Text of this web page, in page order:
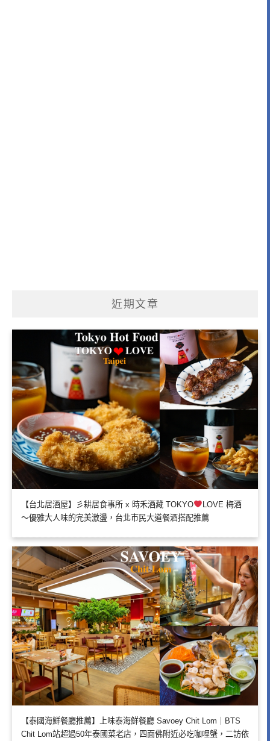
近期文章
【台北居酒屋】彡耕居食事所 x 時禾酒藏 TOKYO
LOVE 梅酒
～優雅大人味的完美激盪，台北市民大道餐酒搭配推薦
【泰國海鮮餐廳推薦】上味泰海鮮餐廳 Savoey Chit Lom｜BTS
Chit Lom站超過50年泰國菜老店，四面佛附近必吃咖哩蟹，二訪依